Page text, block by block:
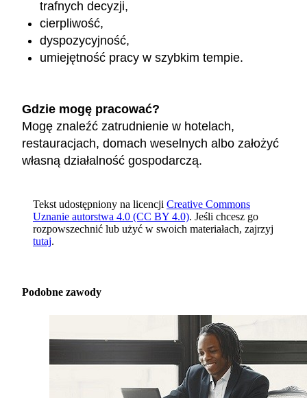
trafnych decyzji,
cierpliwość,
dyspozycyjność,
umiejętność pracy w szybkim tempie.
Gdzie mogę pracować?
Mogę znaleźć zatrudnienie w hotelach,
restauracjach, domach weselnych albo założyć
własną działalność gospodarczą.
Tekst udostępniony na licencji Creative Commons
Uznanie autorstwa 4.0 (CC BY 4.0). Jeśli chcesz go
rozpowszechnić lub użyć w swoich materiałach, zajrzyj
tutaj.
Podobne zawody